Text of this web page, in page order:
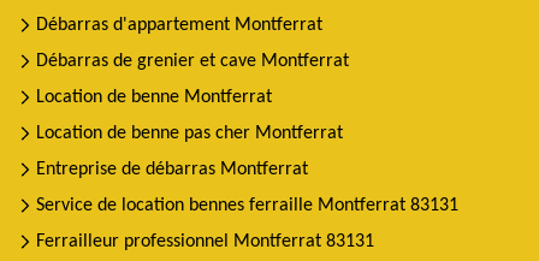
Débarras d'appartement Montferrat
Débarras de grenier et cave Montferrat
Location de benne Montferrat
Location de benne pas cher Montferrat
Entreprise de débarras Montferrat
Service de location bennes ferraille Montferrat 83131
Ferrailleur professionnel Montferrat 83131